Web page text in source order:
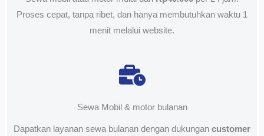
Proses cepat, tanpa ribet, dan hanya membutuhkan waktu 1
menit melalui website.
Sewa Mobil & motor bulanan
Dapatkan layanan sewa bulanan dengan dukungan customer